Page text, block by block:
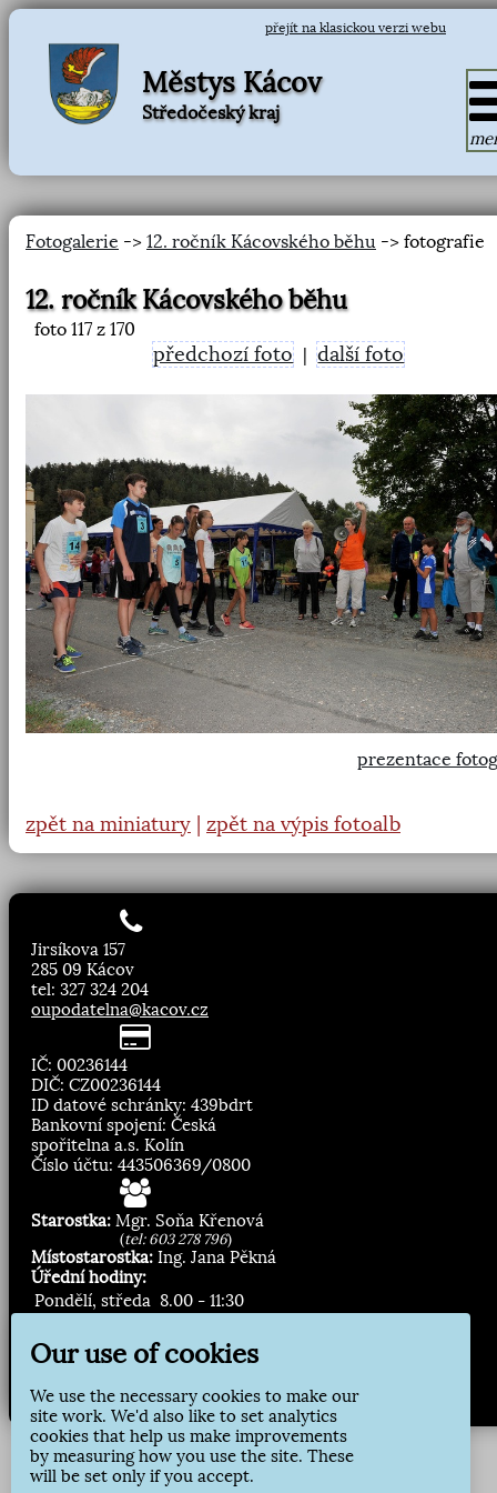
přejít na klasickou verzi webu
Městys Kácov
Středočeský kraj
Fotogalerie -> 12. ročník Kácovského běhu -> fotografie
12. ročník Kácovského běhu
foto 117 z 170
předchozí foto |další foto
prezentace
zpět na miniatury | zpět na výpis fotoalb
Jirsíkova 157
285 09 Kácov
tel: 327 324 204
oupodatelna@kacov.cz
IČ: 00236144
DIČ: CZ00236144
ID datové schránky: 439bdrt
Bankovní spojení: Česká
spořitelna a.s. Kolín
Číslo účtu: 443506369/0800
Starostka: Mgr. Soňa Křenová
(tel: 603 278 796)
Místostarostka: Ing. Jana Pěkná
Úřední hodiny:
Pondělí, středa 8.00 - 11:30
Přihlásit odběr
Our use of cookies
We use the necessary cookies to make our
site work. We'd also like to set analytics
cookies that help us make improvements
by measuring how you use the site. These
will be set only if you accept.